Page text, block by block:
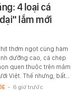
4 loại cá
lắm mới
thơm ngọt cùng hàm
dưỡng cao, cá chép
quen thuộc trên mâm
Việt. Thế nhưng, bất…
- 6 giờ trước